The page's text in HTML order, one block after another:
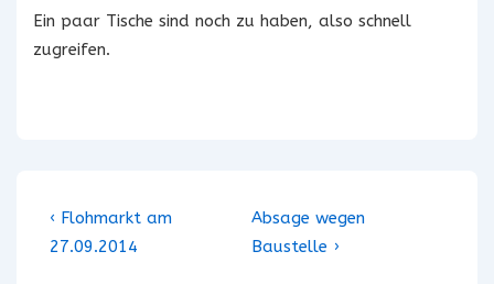
Ein paar Tische sind noch zu haben, also schnell
zugreifen.
Beitragsnavigation
Vorheriger
Beitrag
‹ Flohmarkt am
27.09.2014
Nächster
Beitrag
Absage wegen
Baustelle ›